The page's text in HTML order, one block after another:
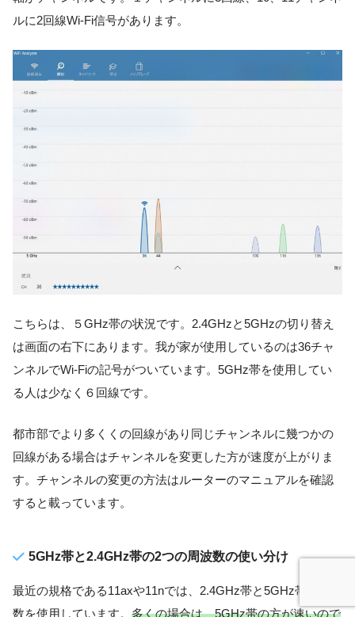
ルに2回線Wi-Fi信号があります。
こちらは、５GHz帯の状況です。2.4GHzと5GHzの切り替え
は画面の右下にあります。我が家が使用しているのは36チャ
ンネルでWi-Fiの記号がついています。5GHz帯を使用してい
る人は少なく６回線です。
都市部でより多くくの回線があり同じチャンネルに幾つかの
回線がある場合はチャンネルを変更した方が速度が上がりま
す。チャンネルの変更の方法はルーターのマニュアルを確認
すると載っています。
5GHz帯と2.4GHz帯の2つの周波数の使い分け
最近の規格である11axや11nでは、2.4GHz帯と5GHz帯の周波
数を使用しています。 多くの場合は、5GHz帯の方が速いので